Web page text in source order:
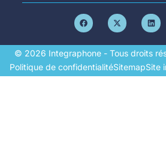
© 2026 Integraphone - Tous droits
Politique de confidentialitéSitemapSite